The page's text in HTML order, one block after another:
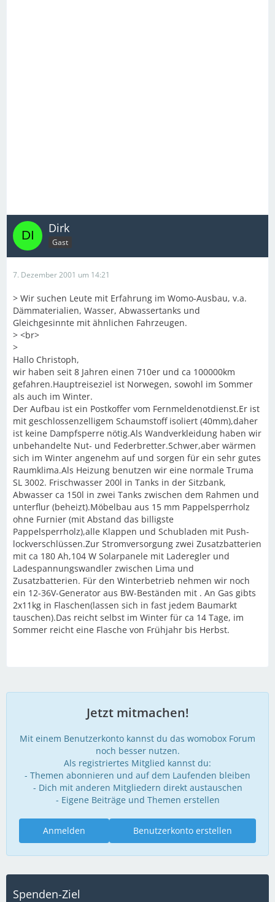
Dirk
Gast
7. Dezember 2001 um 14:21
> Wir suchen Leute mit Erfahrung im Womo-Ausbau, v.a.
Dämmaterialien, Wasser, Abwassertanks und
Gleichgesinnte mit ähnlichen Fahrzeugen.
> <br>
>
Hallo Christoph,
wir haben seit 8 Jahren einen 710er und ca 100000km
gefahren.Hauptreiseziel ist Norwegen, sowohl im Sommer
als auch im Winter.
Der Aufbau ist ein Postkoffer vom Fernmeldenotdienst.Er ist
mit geschlossenzelligem Schaumstoff isoliert (40mm),daher
ist keine Dampfsperre nötig.Als Wandverkleidung haben wir
unbehandelte Nut- und Federbretter.Schwer,aber wärmen
sich im Winter angenehm auf und sorgen für ein sehr gutes
Raumklima.Als Heizung benutzen wir eine normale Truma
SL 3002. Frischwasser 200l in Tanks in der Sitzbank,
Abwasser ca 150l in zwei Tanks zwischen dem Rahmen und
unterflur (beheizt).Möbelbau aus 15 mm Pappelsperrholz
ohne Furnier (mit Abstand das billigste
Pappelsperrholz),alle Klappen und Schubladen mit Push-
lockverschlüssen.Zur Stromversorgung zwei Zusatzbatterien
mit ca 180 Ah,104 W Solarpanele mit Laderegler und
Ladespannungswandler zwischen Lima und
Zusatzbatterien. Für den Winterbetrieb nehmen wir noch
ein 12-36V-Generator aus BW-Beständen mit . An Gas gibts
2x11kg in Flaschen(lassen sich in fast jedem Baumarkt
tauschen).Das reicht selbst im Winter für ca 14 Tage, im
Sommer reicht eine Flasche von Frühjahr bis Herbst.
Jetzt mitmachen!
Mit einem Benutzerkonto kannst du das womobox Forum
noch besser nutzen.
Als registriertes Mitglied kannst du:
- Themen abonnieren und auf dem Laufenden bleiben
- Dich mit anderen Mitgliedern direkt austauschen
- Eigene Beiträge und Themen erstellen
Benutzerkonto erstellen
Anmelden
Spenden-Ziel